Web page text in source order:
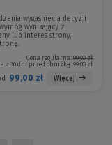
wygaśnięcia decyzji
wynikający z
lub interes strony,
Cena regularna: 99,00 zł
z 30 dni przed obniżką: 99,00 zł
99,00 zł Więcej